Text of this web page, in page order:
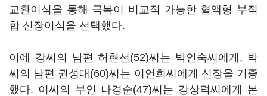
교환이식을 통해 극복이 비교적 가능한 혈액형 부적
합 신장이식을 선택했다.
이에 강씨의 남편 허현선(52)씨는 박인숙씨에게, 박
씨의 남편 권성대(60)씨는 이언희씨에게 신장을 기증
했다. 이씨의 부인 나경순(47)씨는 강상덕씨에게 본